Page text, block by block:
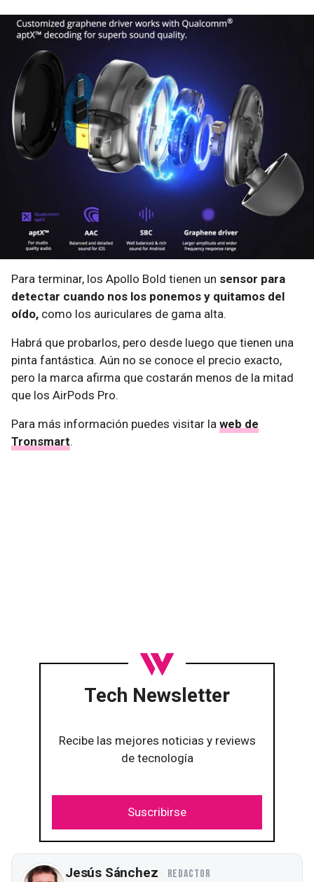
Para terminar, los Apollo Bold tienen un sensor para
detectar cuando nos los ponemos y quitamos del
oído, como los auriculares de gama alta.
Habrá que probarlos, pero desde luego que tienen una
pinta fantástica. Aún no se conoce el precio exacto,
pero la marca afirma que costarán menos de la mitad
que los AirPods Pro.
Para más información puedes visitar la web de
Tronsmart.
Tech Newsletter
Recibe las mejores noticias y reviews
de tecnología
Suscribirse
Jesús Sánchez REDACTOR